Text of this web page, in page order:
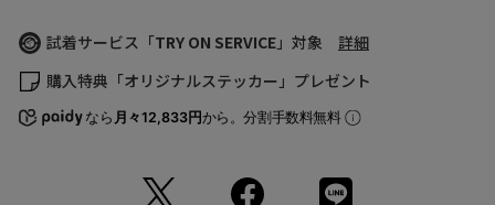
・画像の商品はサンプルとなります。実際の商品と色味、仕様、加工、
・予約商品など一部商品につきましては、生産の都合上、お届け時期が
返品について
サイズの測り方について
試着サービス「TRY ON SERVICE」対象 詳細
購入特典「オリジナルステッカー」プレゼント
なら 月々12,833円から。分割手数料無料